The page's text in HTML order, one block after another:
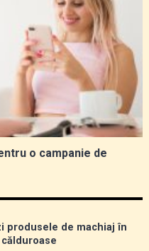
o campanie de
produsele de machiaj în